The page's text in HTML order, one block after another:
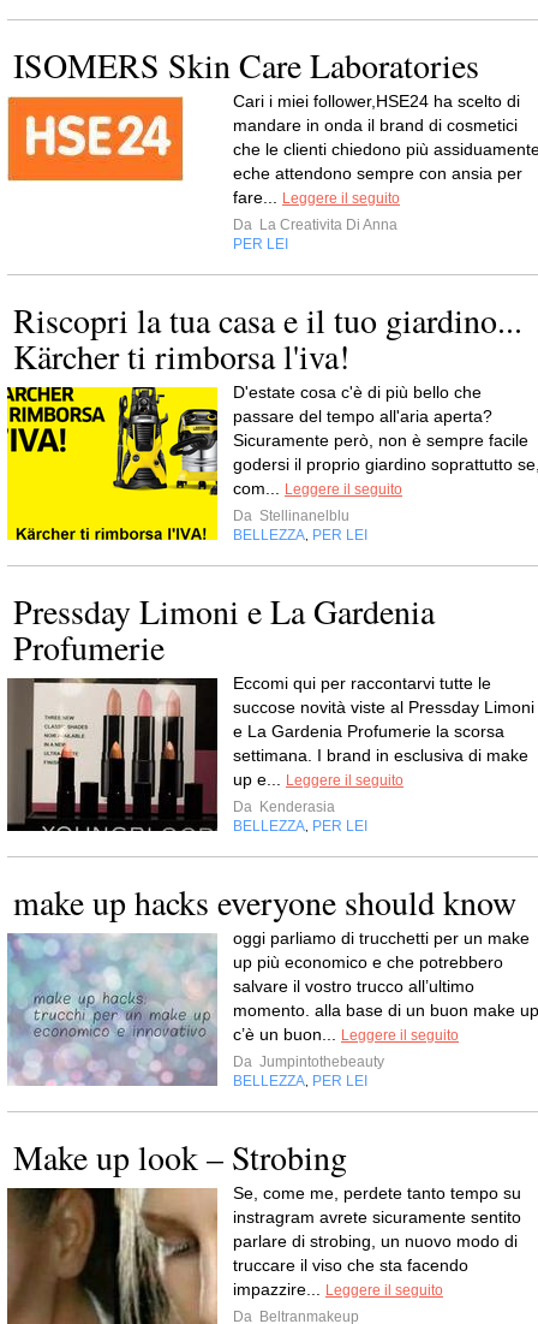
ISOMERS Skin Care Laboratories
Cari i miei follower,HSE24 ha scelto di
mandare in onda il brand di cosmetici
che le clienti chiedono più
eche attendono sempre con ansia per
fare... Leggere il seguito
Da La Creativita Di Anna
PER LEI
Riscopri la tua casa e il tuo giardino...
Kärcher ti rimborsa l'iva!
D'estate cosa c'è di più bello che
passare del tempo all'aria aperta?
Sicuramente però, non è sempre facile
godersi il proprio giardino soprattutto
com... Leggere il seguito
Da Stellinanelblu
BELLEZZA, PER LEI
Pressday Limoni e La Gardenia
Profumerie
Eccomi qui per raccontarvi tutte le
succose novità viste al Pressday Limoni
e La Gardenia Profumerie la scorsa
settimana. I brand in esclusiva di make
up e... Leggere il seguito
Da Kenderasia
BELLEZZA, PER LEI
make up hacks everyone should know
oggi parliamo di trucchetti per un make
up più economico e che potrebbero
salvare il vostro trucco all’ultimo
momento. alla base di un buon make up
c’è un buon... Leggere il seguito
Da Jumpintothebeauty
BELLEZZA, PER LEI
Make up look – Strobing
Se, come me, perdete tanto tempo su
instragram avrete sicuramente sentito
parlare di strobing, un nuovo modo di
truccare il viso che sta facendo
impazzire... Leggere il seguito
Da Beltranmakeup